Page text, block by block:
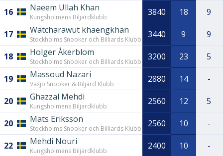
16 Naeem Ullah Khan
Kungsholmens Biljardklubb 3840 18 9
17 Watcharawut khaengkhan
Stockholms Snooker och Billiards Klubb 3440 9 9
18 Holger Åkerblom
Stockholms Snooker och Billiards Klubb 3200 23 5
19 Massoud Nazari
Växjö Snooker & Biljard Klubb 2880 14 -
20 Ghazzal Mehdi
Kungsholmens Biljardklubb 2560 12 5
20 Mats Eriksson
Stockholms Snooker och Billiards Klubb 2560 10 -
22 Mehdi Nouri
Kungsholmens Biljardklubb 2400 10 -